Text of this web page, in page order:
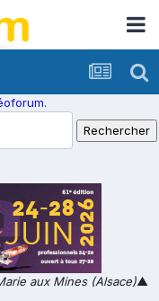
aux Mines (Alsace)▲